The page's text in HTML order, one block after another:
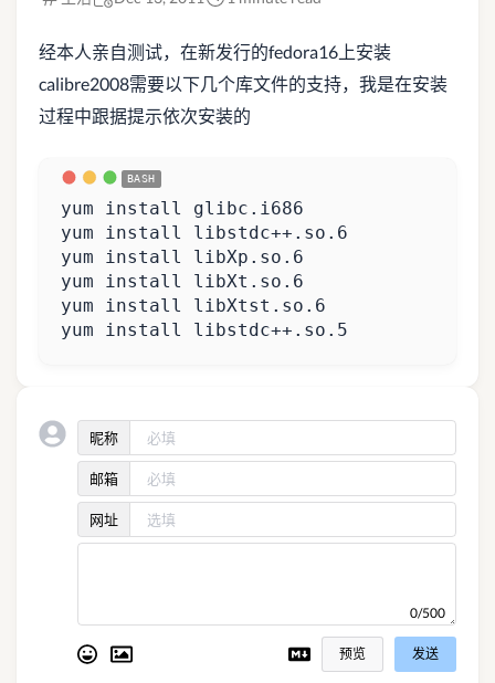
经本人亲自测试，在新发行的fedora16上安装
calibre2008需要以下几个库文件的支持，我是在安装
过程中跟据提示依次安装的
yum install libstdc++.so.5
昵称
邮箱
网址
0/500
预览 发送